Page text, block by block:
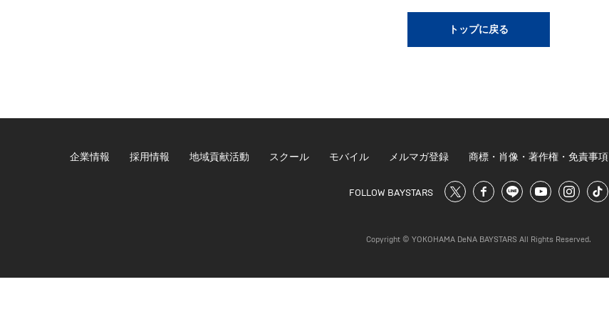
トップに戻る
企業情報 採用情報 地域貢献活動 スクール モバイル メルマガ登録 商標・肖像・著作権・免責事項
FOLLOW BAYSTARS
Copyright © YOKOHAMA DeNA BAYSTARS All Rights Reserved.